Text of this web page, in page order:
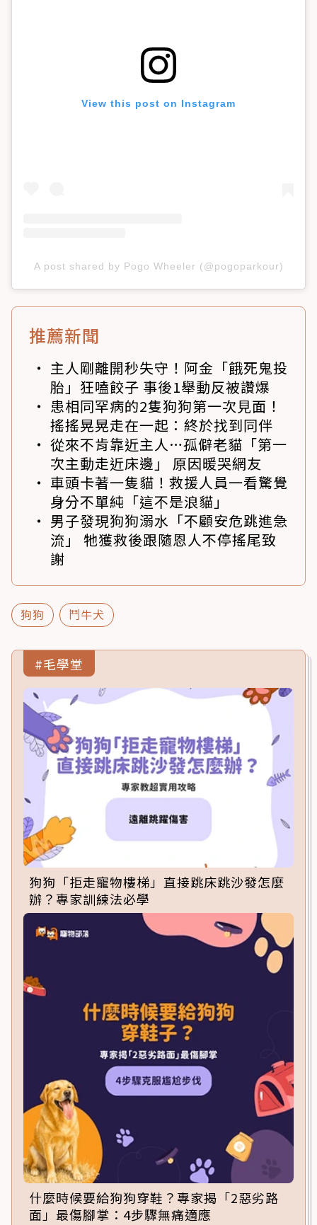
View this post on Instagram
A post shared by Pogo Wheeler (@pogoparkour)
推薦新聞
主人剛離開秒失守！阿金「餓死鬼投
胎」狂嗑餃子 事後1舉動反被讚爆
患相同罕病的2隻狗狗第一次見面！
搖搖晃晃走在一起：終於找到同伴
從來不肯靠近主人…孤僻老貓「第一
次主動走近床邊」 原因暖哭網友
車頭卡著一隻貓！救援人員一看驚覺
身分不單純「這不是浪貓」
男子發現狗狗溺水「不顧安危跳進急
流」 牠獲救後跟隨恩人不停搖尾致
謝
狗狗 鬥牛犬
#毛學堂
狗狗「拒走寵物樓梯」直接跳床跳沙發怎麼
辦？專家訓練法必學
什麼時候要給狗狗穿鞋？專家揭「2惡劣路
面」最傷腳掌：4步驟無痛適應